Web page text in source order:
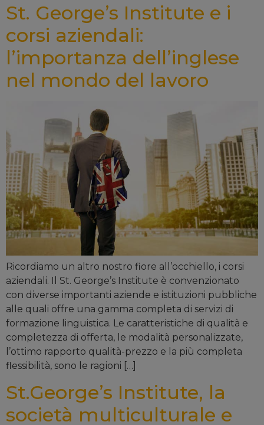
St. George’s Institute e i
corsi aziendali:
l’importanza dell’inglese
nel mondo del lavoro
Ricordiamo un altro nostro fiore all’occhiello, i corsi
aziendali. Il St. George’s Institute è convenzionato
con diverse importanti aziende e istituzioni pubbliche
alle quali offre una gamma completa di servizi di
formazione linguistica. Le caratteristiche di qualità e
completezza di offerta, le modalità personalizzate,
l’ottimo rapporto qualità-prezzo e la più completa
flessibilità, sono le ragioni […]
St.George’s Institute, la
società multiculturale e